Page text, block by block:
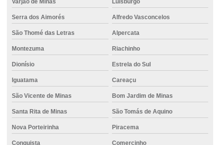
Varjão de Minas Luisburgo
Serra dos Aimorés Alfredo Vasconcelos
São Thomé das Letras Alpercata
Montezuma Riachinho
Dionísio Estrela do Sul
Iguatama Careaçu
São Vicente de Minas Bom Jardim de Minas
Santa Rita de Minas São Tomás de Aquino
Nova Porteirinha Piracema
Conquista Comercinho